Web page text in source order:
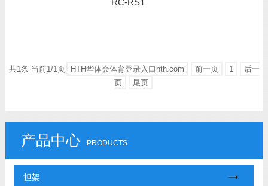
共1条 当前1/1页 HTH华体会体育登录入口hth.com 前一页 1
后一
页
尾页
产品中心 PRODUCTS
担架